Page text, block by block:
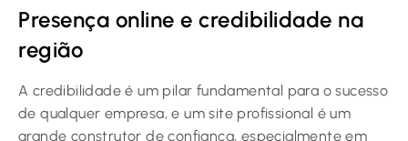
Presença online e credibilidade na
região
A credibilidade é um pilar fundamental para o sucesso
de qualquer empresa, e um site profissional é um
grande construtor de confiança, especialmente em